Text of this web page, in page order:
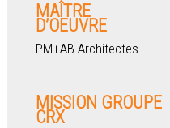
MAÎTRE
D’OEUVRE
PM+AB Architectes
MISSION GROUPE
CRX